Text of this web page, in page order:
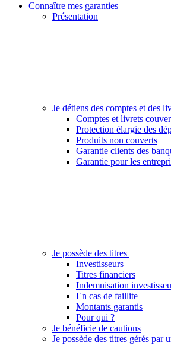
Connaître mes garanties
Présentation
Je détiens des comptes et des
Comptes et livrets
Protection élargie des
Produits non couverts
Garantie clients des
Garantie pour les
Je possède des titres
Investisseurs
Titres financiers
Indemnisation
En cas de faillite
Montants garantis
Pour qui ?
Je bénéficie de cautions
Je possède des titres gérés par